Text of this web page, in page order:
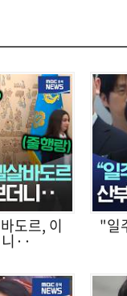
결산공고
도르, 이
··
"일